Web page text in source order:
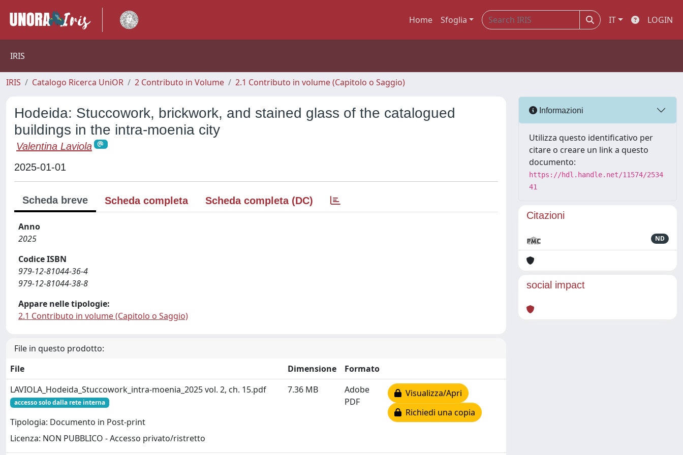
Home Sfoglia IT LOGIN
IRIS
IRIS Catalogo Ricerca UniOR 2 Contributo in Volume 2.1 Contributo in volume (Capitolo o Saggio)
Hodeida: Stuccowork, brickwork, and stained glass of the catalogued
buildings in the intra-moenia city
Valentina Laviola
2025-01-01
Scheda breve Scheda completa Scheda completa (DC)
Anno
2025
Codice ISBN
979-12-81044-36-4
979-12-81044-38-8
Appare nelle tipologie:
2.1 Contributo in volume (Capitolo o Saggio)
File in questo prodotto:
File
Dimensione
Formato
LAVIOLA_Hodeida_Stuccowork_intra-moenia_2025 vol. 2, ch. 15.pdf
accesso solo dalla rete interna
Tipologia: Documento in Post-print
Licenza: NON PUBBLICO - Accesso privato/ristretto
7.36 MB
Adobe
PDF
Visualizza/Apri
Richiedi una copia
Informazioni
Utilizza questo identificativo per
citare o creare un link a questo
documento:
https://hdl.handle.net/11574/2534
41
Citazioni
ND
social impact